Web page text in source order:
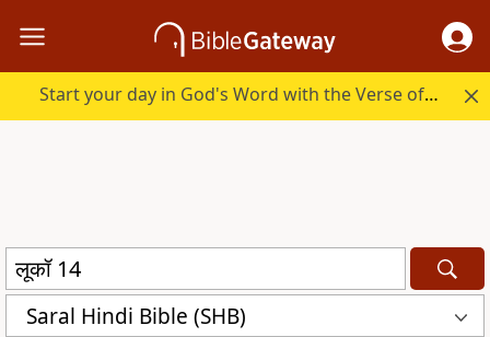
Start your day in God's Word with the Verse of the Day.
Saral Hindi Bible (SHB)